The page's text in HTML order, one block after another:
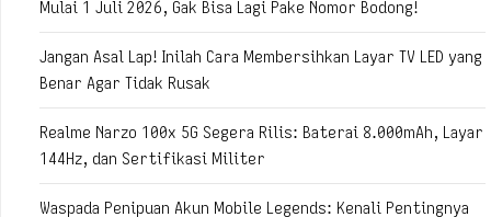
Mulai 1 Juli 2026, Gak Bisa Lagi Pake Nomor Bodong!
Jangan Asal Lap! Inilah Cara Membersihkan Layar TV LED yang
Benar Agar Tidak Rusak
Realme Narzo 100x 5G Segera Rilis: Baterai 8.000mAh, Layar
144Hz, dan Sertifikasi Militer
Waspada Penipuan Akun Mobile Legends: Kenali Pentingnya